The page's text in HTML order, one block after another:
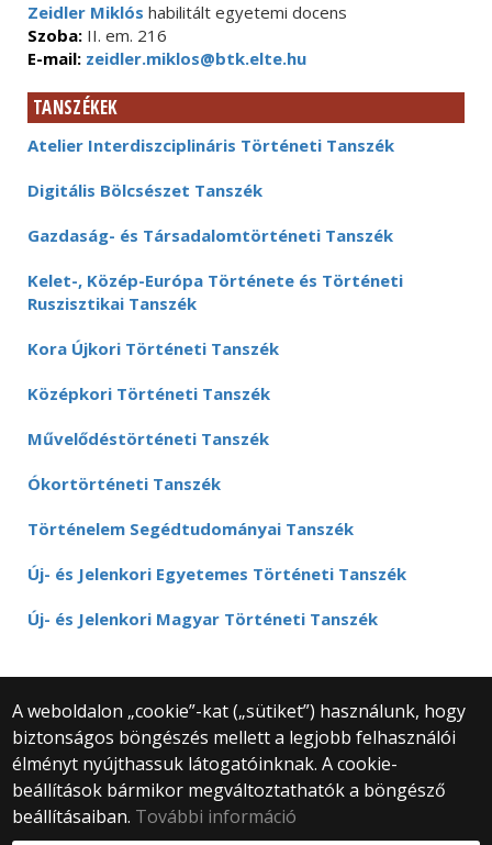
Zeidler Miklós habilitált egyetemi docens
Szoba: II. em. 216
E-mail: zeidler.miklos@btk.elte.hu
TANSZÉKEK
Atelier Interdiszciplináris Történeti Tanszék
Digitális Bölcsészet Tanszék
Gazdaság- és Társadalomtörténeti Tanszék
Kelet-, Közép-Európa Története és Történeti
Ruszisztikai Tanszék
Kora Újkori Történeti Tanszék
Középkori Történeti Tanszék
Művelődéstörténeti Tanszék
Ókortörténeti Tanszék
Történelem Segédtudományai Tanszék
Új- és Jelenkori Egyetemes Történeti Tanszék
Új- és Jelenkori Magyar Történeti Tanszék
A weboldalon „cookie”-kat („sütiket”) használunk, hogy
biztonságos böngészés mellett a legjobb felhasználói
élményt nyújthassuk látogatóinknak. A cookie-
beállítások bármikor megváltoztathatók a böngésző
beállításaiban. További információ
© 2025 Eötvös Loránd Tudományegyetem
Minden jog fenntartva.
1053 Budapest, Egyetem tér 1–3.
Központi telefonszám: +36 1 411 6500